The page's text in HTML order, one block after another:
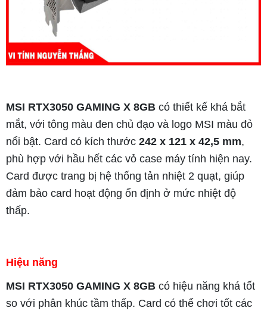
MSI RTX3050 GAMING X 8GB có thiết kế khá bắt
mắt, với tông màu đen chủ đạo và logo MSI màu đỏ
nổi bật. Card có kích thước 242 x 121 x 42,5 mm,
phù hợp với hầu hết các vỏ case máy tính hiện nay.
Card được trang bị hệ thống tản nhiệt 2 quạt, giúp
đảm bảo card hoạt động ổn định ở mức nhiệt độ
thấp.
Hiệu năng
MSI RTX3050 GAMING X 8GB có hiệu năng khá tốt
so với phân khúc tầm thấp. Card có thể chơi tốt các